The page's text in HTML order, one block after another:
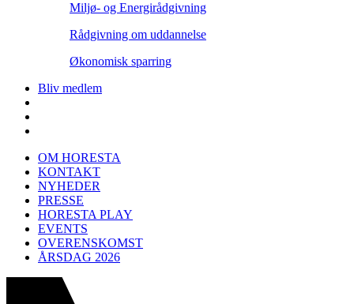
Miljø- og Energirådgivning
Rådgivning om uddannelse
Økonomisk sparring
Bliv medlem
OM HORESTA
KONTAKT
NYHEDER
PRESSE
HORESTA PLAY
EVENTS
OVERENSKOMST
ÅRSDAG 2026